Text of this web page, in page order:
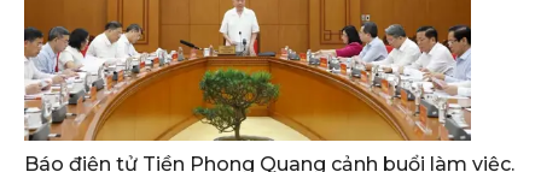
Báo điện tử Tiền Phong Quang cảnh buổi làm việc.